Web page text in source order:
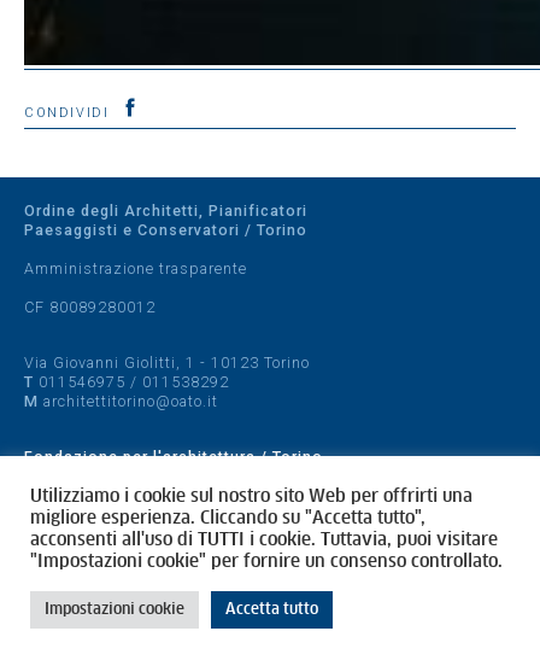
CONDIVIDI
Ordine degli Architetti, Pianificatori
Paesaggisti e Conservatori / Torino
Amministrazione trasparente
CF 80089280012
Via Giovanni Giolitti, 1 - 10123 Torino
T 011546975 / 011538292
M architettitorino@oato.it
Fondazione per l'architettura / Torino
Designed by quattrolinee.it
Cookie Policy
Privacy Policy
Utilizziamo i cookie sul nostro sito Web per offrirti una
migliore esperienza. Cliccando su "Accetta tutto",
acconsenti all'uso di TUTTI i cookie. Tuttavia, puoi visitare
"Impostazioni cookie" per fornire un consenso controllato.
Impostazioni cookie Accetta tutto